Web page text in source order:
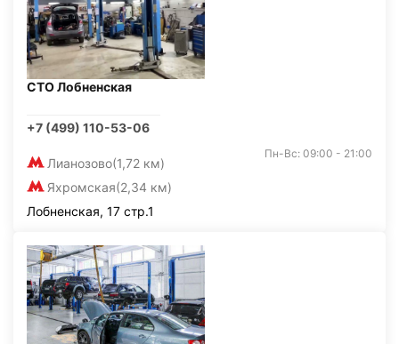
СТО Лобненская
+7 (499) 110-53-06
Лианозово(1,72 км)
Яхромская(2,34 км)
Пн-Вс: 09:00 - 21:00
Лобненская, 17 стр.1